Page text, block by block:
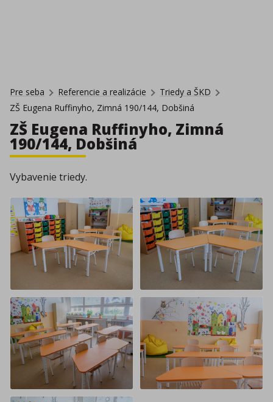
Pre seba Referencie a realizácie
Triedy a ŠKD
ZŠ Eugena Ruffinyho, Zimná 190/144, Dobšiná
ZŠ Eugena Ruffinyho, Zimná
190/144, Dobšiná
Vybavenie triedy.